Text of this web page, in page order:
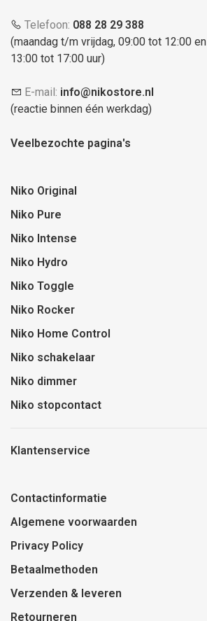
Telefoon: 088 28 29 388
(maandag t/m vrijdag, 09:00 tot 12:00 en
13:00 tot 17:00 uur)
E-mail: info@nikostore.nl
(reactie binnen één werkdag)
Veelbezochte pagina's
Niko Original
Niko Pure
Niko Intense
Niko Hydro
Niko Toggle
Niko Rocker
Niko Home Control
Niko schakelaar
Niko dimmer
Niko stopcontact
Klantenservice
Contactinformatie
Algemene voorwaarden
Privacy Policy
Betaalmethoden
Verzenden & leveren
Retourneren